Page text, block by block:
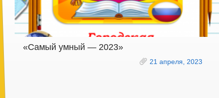
«Самый умный — 2023»
21 апреля, 2023